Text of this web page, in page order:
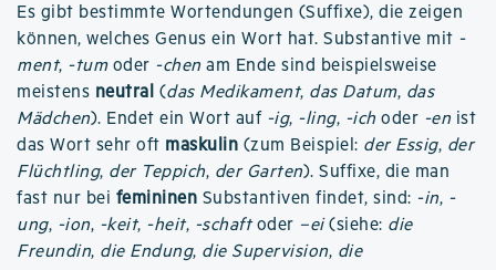
Es gibt bestimmte Wortendungen (Suffixe), die zeigen
können, welches Genus ein Wort hat. Substantive mit -
ment, -tumoder -chen am Ende sind beispielsweise
meistens neutral (das Medikament, das Datum, das
Mädchen). Endet ein Wort auf -ig, -ling, -ich oder -en ist
das Wort sehr oft maskulin (zum Beispiel: der Essig, der
Flüchtling, der Teppich, der Garten). Suffixe, die man
fast nur bei femininen Substantiven findet, sind: -in, -
ung, -ion, -keit, -heit, -schaftoder –ei(siehe: die
Freundin, die Endung, die Supervision, die